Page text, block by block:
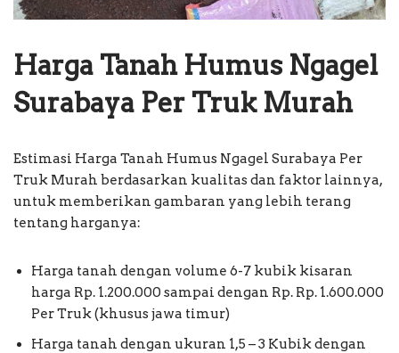
Harga Tanah Humus Ngagel
Surabaya Per Truk Murah
Estimasi Harga Tanah Humus Ngagel Surabaya Per
Truk Murah berdasarkan kualitas dan faktor lainnya,
untuk memberikan gambaran yang lebih terang
tentang harganya:
Harga tanah dengan volume 6-7 kubik kisaran
harga Rp. 1.200.000 sampai dengan Rp. Rp. 1.600.000
Per Truk (khusus jawa timur)
Harga tanah dengan ukuran 1,5 – 3 Kubik dengan